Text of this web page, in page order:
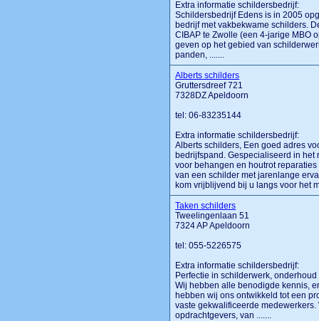
Extra informatie schildersbedrijf:
Schildersbedrijf Edens is in 2005
bedrijf met vakbekwame schilders.
CIBAP te Zwolle (een 4-jarige MBO
geven op het gebied van
panden, .......
Alberts schilders
Gruttersdreef 721
7328DZ Apeldoorn
tel: 06-83235144
Extra informatie schildersbedrijf:
Alberts schilders, Een goed adres
bedrijfspand. Gespecialiseerd in
voor behangen en houtrot
van een schilder met jarenlange
kom vrijblijvend bij u langs voor het
Taken schilders
Tweelingenlaan 51
7324 AP Apeldoorn
tel: 055-5226575
Extra informatie schildersbedrijf:
Perfectie in schilderwerk,
Wij hebben alle benodigde kennis,
hebben wij ons ontwikkeld tot een
vaste gekwalificeerde
opdrachtgevers, van .......